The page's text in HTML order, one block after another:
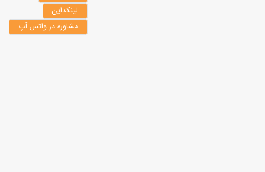
لینکداین
مشاوره در واتس آپ